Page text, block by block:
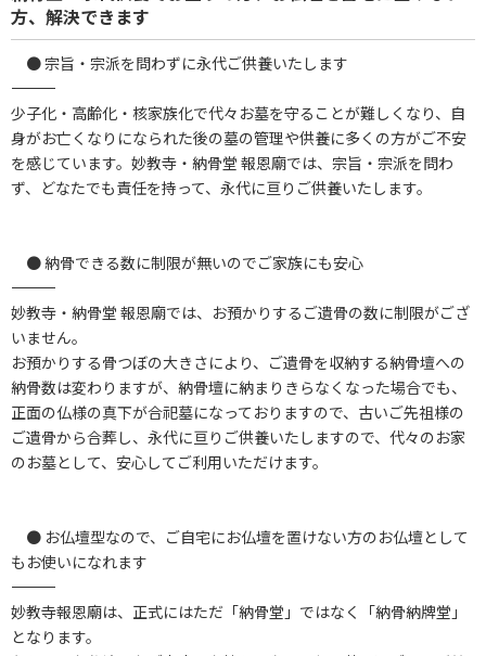
方、解決できます
● 宗旨・宗派を問わずに永代ご供養いたします
――――――――――――――――――――――――――――――――――
少子化・高齢化・核家族化で代々お墓を守ることが難しくなり、自
身がお亡くなりになられた後の墓の管理や供養に多くの方がご不安
を感じています。妙教寺・納骨堂 報恩廟では、宗旨・宗派を問わ
ず、どなたでも責任を持って、永代に亘りご供養いたします。
● 納骨できる数に制限が無いのでご家族にも安心
――――――――――――――――――――――――――――――――――
妙教寺・納骨堂 報恩廟では、お預かりするご遺骨の数に制限がござ
いません。
お預かりする骨つぼの大きさにより、ご遺骨を収納する納骨壇への
納骨数は変わりますが、納骨壇に納まりきらなくなった場合でも、
正面の仏様の真下が合祀墓になっておりますので、古いご先祖様の
ご遺骨から合葬し、永代に亘りご供養いたしますので、代々のお家
のお墓として、安心してご利用いただけます。
● お仏壇型なので、ご自宅にお仏壇を置けない方のお仏壇として
もお使いになれます
――――――――――――――――――――――――――――――――――――――
妙教寺報恩廟は、正式にはただ「納骨堂」ではなく「納骨納牌堂」
となります。